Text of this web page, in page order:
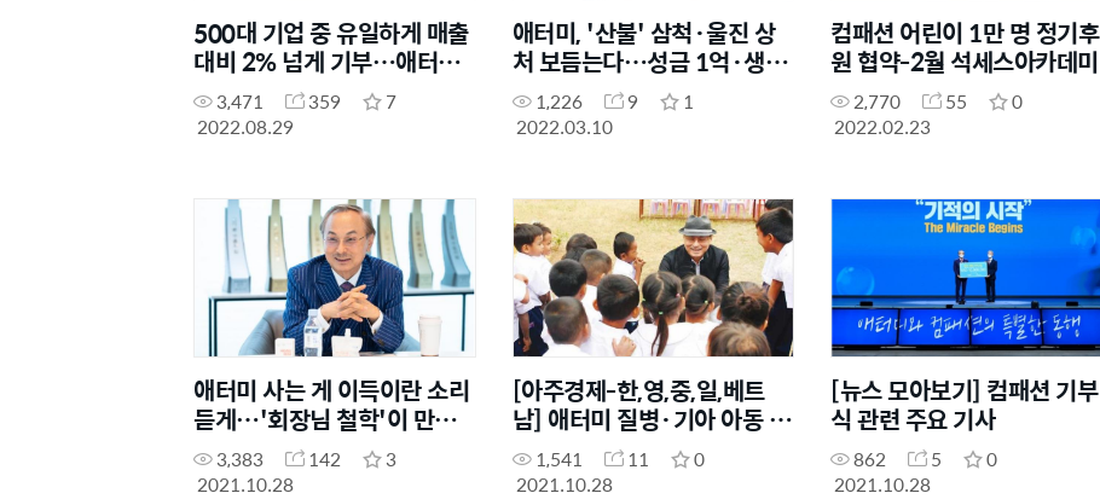
500대 기업 중 유일하게 매출
대비 2% 넘게 기부…애터미
의 통 큰 사회공헌
3,471 359
7
2022.08.29
애터미, '산불' 삼척·울진 상
처 보듬는다…성금 1억·생수
등 1,226 9
1
2022.03.10
컴패션 어린이 1만 명 정기후
원 협약-2월 석세스아카데미
2,770 55
0
2022.02.23
애터미 사는 게 이득이란 소리
듣게…'회장님 철학'이 만든 2
兆 매출
3,383 142
3
2021.10.28
[아주경제-한,영,중,일,베트
남] 애터미 질병·기아 아동 위
해 1000만 달러 기부…박한
길 회장 &"어려운 상황에도
1,541 11
0
2021.10.28
[뉴스 모아보기] 컴패션 기부
식 관련 주요 기사
862 5
0
2021.10.28